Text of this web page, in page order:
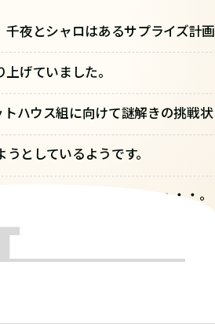
千夜とシャロはあるサプライズ計画
上げていました。
ハウス組に向けて謎解きの挑戦状
としているようです。
見してみましょう・・・・・・。